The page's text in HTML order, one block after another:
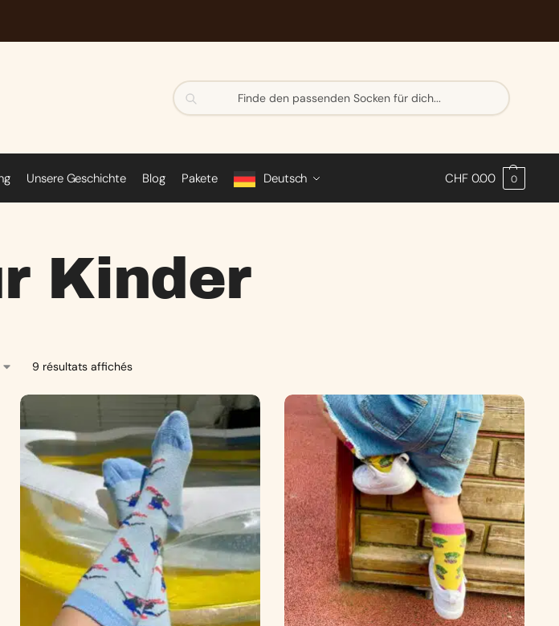
ch
Unsere Geschichte Blog Pakete Deutsch CHF0.00 0
Kinder
9 résultats affichés